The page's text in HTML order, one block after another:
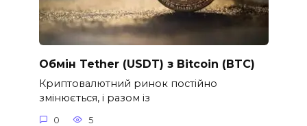
Обмін Tether (USDT) з Bitcoin (BTC)
Криптовалютний ринок постійно
змінюється, і разом із
0 5